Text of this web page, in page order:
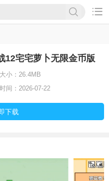

12宅宅萝卜无限金币版
大小： 26.4MB
时间： 2026-07-22
下载